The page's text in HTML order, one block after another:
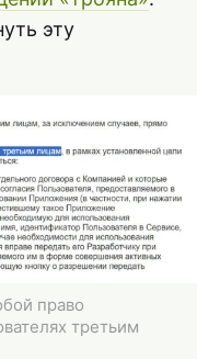
эту
право
третьим